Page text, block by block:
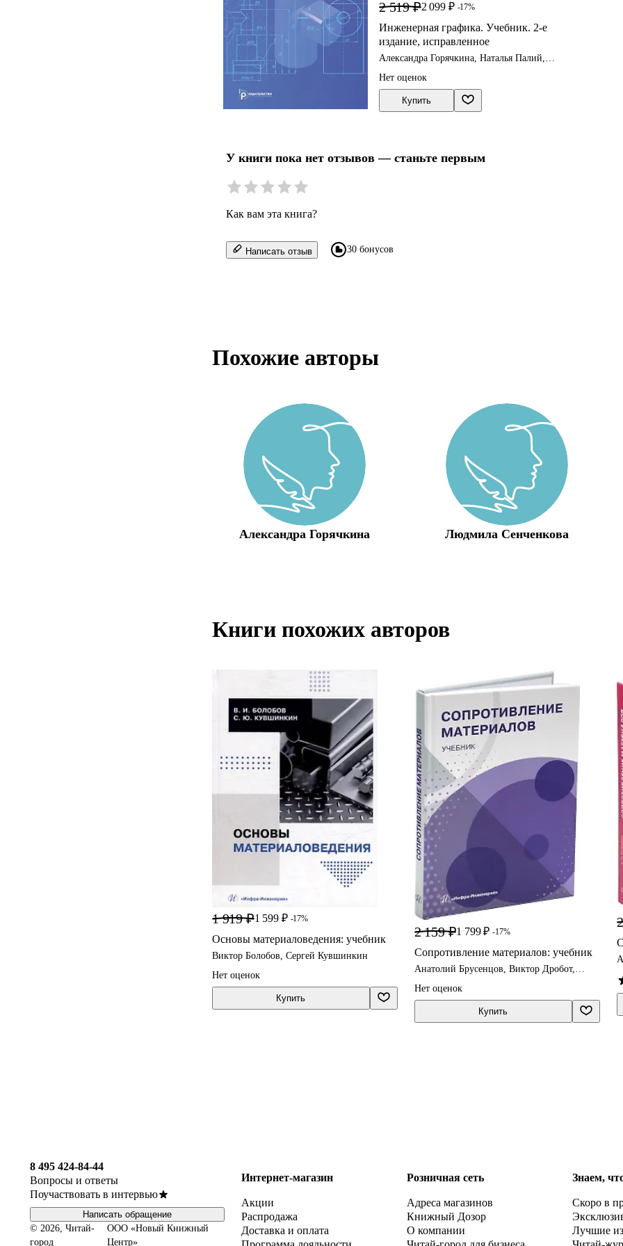
2 519 ₽2 099 ₽ -17%
Инженерная графика. Учебник. 2-е
издание, исправленное
Александра Горячкина, Наталья Палий,
Нет оценок
Купить
У книги пока нет отзывов — станьте первым
Как вам эта книга?
Написать отзыв 30 бонусов
Похожие авторы
Александра Горячкина Людмила Сенченкова
Книги похожих авторов
1 919 ₽1 599 ₽ -17%
Основы материаловедения: учебник
Виктор Болобов, Сергей Кувшинкин
Нет оценок
Купить
2 159 ₽1 799 ₽ -17%
Сопротивление материалов: учебник
Анатолий Брусенцов, Виктор Дробот,
Нет оценок
Купить
8 495 424-84-44
Вопросы и ответы
Поучаствовать в интервью
Написать обращение
© 2026, Читай-
город
ООО «Новый Книжный
Центр»
Интернет-магазин
Акции
Распродажа
Доставка и оплата
Розничная сеть
Адреса магазинов
Книжный Дозор
О компании
Знаем,
Скоро в
Лучшие